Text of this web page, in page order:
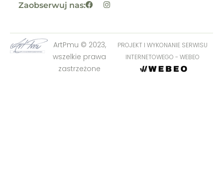
Zaobserwuj nas:
ArtPmu © 2023,
wszelkie prawa
zastrzeżone
PROJEKT I WYKONANIE SERWISU
INTERNETOWEGO - WEBEO